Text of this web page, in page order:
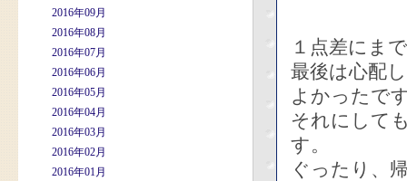
2016年09月
2016年08月
2016年07月
2016年06月
2016年05月
2016年04月
2016年03月
2016年02月
2016年01月
１点差にま
最後は心配
よかったで
それにして
す。
ぐったり、